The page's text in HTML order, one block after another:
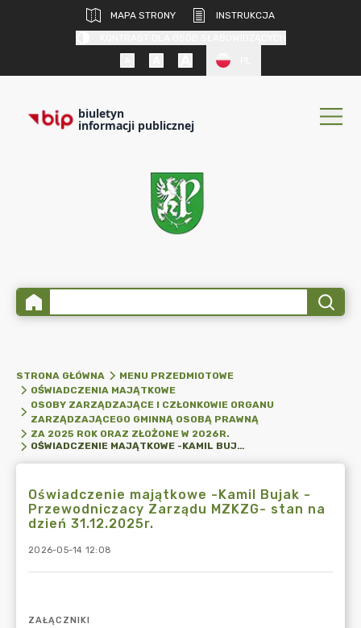
MAPA STRONY
INSTRUKCJA
biuletyn
informacji publicznej
STRONA GŁÓWNA
MENU PRZEDMIOTOWE
OŚWIADCZENIA MAJĄTKOWE
OSOBY ZARZĄDZAJĄCE I CZŁONKOWIE ORGANU
ZARZĄDZAJĄCEGO GMINNĄ OSOBĄ PRAWNĄ
ZA 2025 ROK ORAZ ZŁOŻONE W 2026R.
OŚWIADCZENIE MAJĄTKOWE -KAMIL BUJAK - PRZEWODNICZACY ZARZĄDU MZKZG- STAN NA DZIEŃ 31.12.2025R.
Oświadczenie majątkowe -Kamil Bujak -
Przewodniczacy Zarządu MZKZG- stan na
dzień 31.12.2025r.
2026-05-14 12:08
ZAŁĄCZNIKI